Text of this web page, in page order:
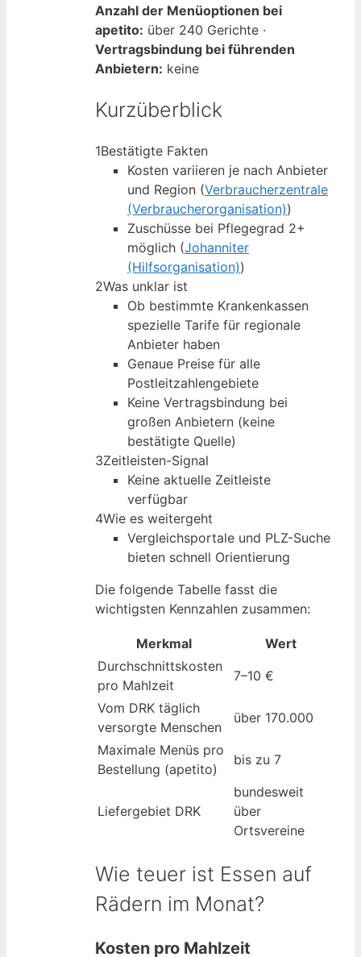
Anzahl der Menüoptionen bei
apetito: über 240 Gerichte ·
Vertragsbindung bei führenden
Anbietern: keine
Kurzüberblick
1Bestätigte Fakten
Kosten variieren je nach Anbieter
und Region (Verbraucherzentrale
(Verbraucherorganisation))
Zuschüsse bei Pflegegrad 2+
möglich (Johanniter
(Hilfsorganisation))
2Was unklar ist
Ob bestimmte Krankenkassen
spezielle Tarife für regionale
Anbieter haben
Genaue Preise für alle
Postleitzahlengebiete
Keine Vertragsbindung bei
großen Anbietern (keine
bestätigte Quelle)
3Zeitleisten-Signal
Keine aktuelle Zeitleiste
verfügbar
4Wie es weitergeht
Vergleichsportale und PLZ-Suche
bieten schnell Orientierung
Die folgende Tabelle fasst die
wichtigsten Kennzahlen zusammen:
Merkmal
Wert
Durchschnittskosten
pro Mahlzeit
7–10 €
Vom DRK täglich
versorgte Menschen
über 170.000
Maximale Menüs pro
Bestellung (apetito)
bis zu 7
Liefergebiet DRK
bundesweit
über
Ortsvereine
Wie teuer ist Essen auf
Rädern im Monat?
Kosten pro Mahlzeit